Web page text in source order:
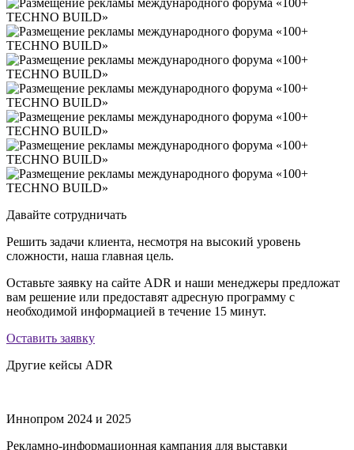
Давайте сотрудничать
Решить задачи клиента, несмотря на высокий уровень
сложности, наша главная цель.
Оставьте заявку на сайте ADR и наши менеджеры предложат
вам решение или предоставят адресную программу с
необходимой информацией в течение 15 минут.
Оставить заявку
Другие кейсы ADR
Иннопром 2024 и 2025
Рекламно-информационная кампания для выставки